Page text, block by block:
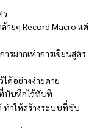
ร
ายๆ Record Macro แต่
รมากเท่าการเขียนสูตร
ด้อย่างง่ายดาย
บันทึกไว้ทันที
ทำให้สร้างระบบที่ซับ